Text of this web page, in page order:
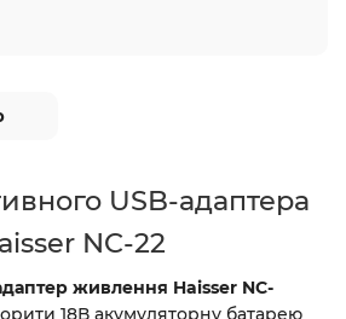
USB-адаптера
NC-22
живлення Haisser NC-
18В акумуляторну батарею